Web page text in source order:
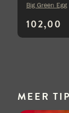
102,00
Big Green Egg
MEER